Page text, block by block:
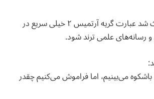
همین موضوع باعث شد عبارت گریه آرتمیس ۲ خیلی سریع در
رسانه‌های علمی ترند شود.
می‌بینیم، اما فراموش می‌کنیم چقدر